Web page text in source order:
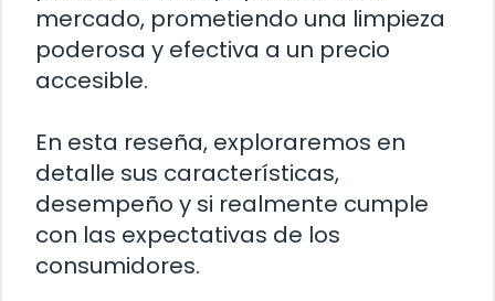
mercado, prometiendo una limpieza
poderosa y efectiva a un precio
accesible.
En esta reseña, exploraremos en
detalle sus características,
desempeño y si realmente cumple
con las expectativas de los
consumidores.